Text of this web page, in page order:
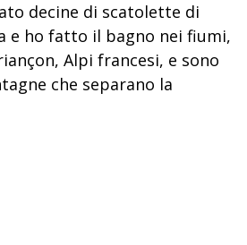
decine di scatolette di
e ho fatto il bagno nei fiumi,
Alpi francesi, e sono
che separano la